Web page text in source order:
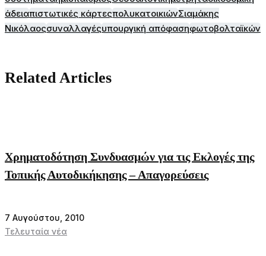
άδειαπιστωτικές κάρτεςπολυκατοικιώνΣιαμάκης
Νικόλαοςσυναλλαγέςυπουργική απόφασηφωτοβολταϊκών
Related Articles
Χρηματοδότηση Συνδυασμών για τις Εκλογές της
Τοπικής Αυτοδικήκησης – Απαγορεύσεις
7 Αυγούστου, 2010
Τελευταία νέα